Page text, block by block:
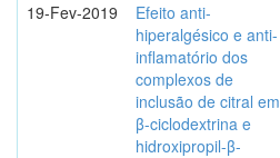
19-Fev-2019
Efeito anti-
hiperalgésico e anti-
inflamatório dos
complexos de
inclusão de citral em
β-ciclodextrina e
hidroxipropil-β-